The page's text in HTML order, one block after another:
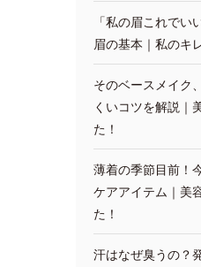
「私の眉これで
眉の基本｜私のキ
そのベースメイク
くいコツを解説｜
た！
薄着の季節目前！
ケアアイテム｜美
た！
汗はなぜ臭うの？